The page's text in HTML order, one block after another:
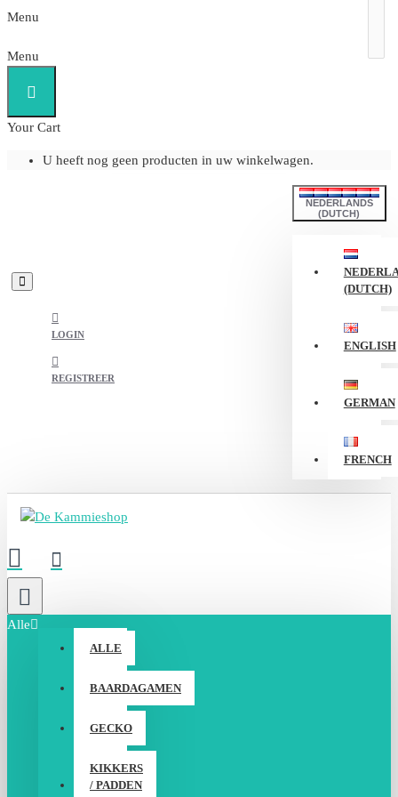
Menu
Menu
Your Cart
U heeft nog geen producten in uw winkelwagen.
LOGIN
REGISTREER
NEDERLANDS
(DUTCH)
(DUTCH)
ENGLISH
GERMAN
FRENCH
Alle
ALLE
BAARDAGAMEN
GECKO
KIKKERS
/ PADDEN